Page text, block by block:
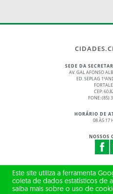
SEDE DA
AV. GAL AFONSO
ED. SEPLAG
CEP:
FONE: (85)
HORÁRIO DE
08 ÀS 17
NOSSOS
© 2017 - 2026 –
TODOS OS
Este site utiliza a ferramenta
coleta de dados estatísticos de
saiba mais sobre o uso de